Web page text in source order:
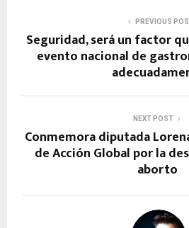
PREVIOUS
Seguridad, será un factor
evento nacional de
NEXT POST
Conmemora diputada
de Acción Global por la
aborto